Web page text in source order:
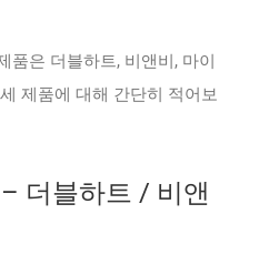
품은 더블하트, 비앤비, 마이
제품에 대해 간단히 적어보
더블하트 / 비앤